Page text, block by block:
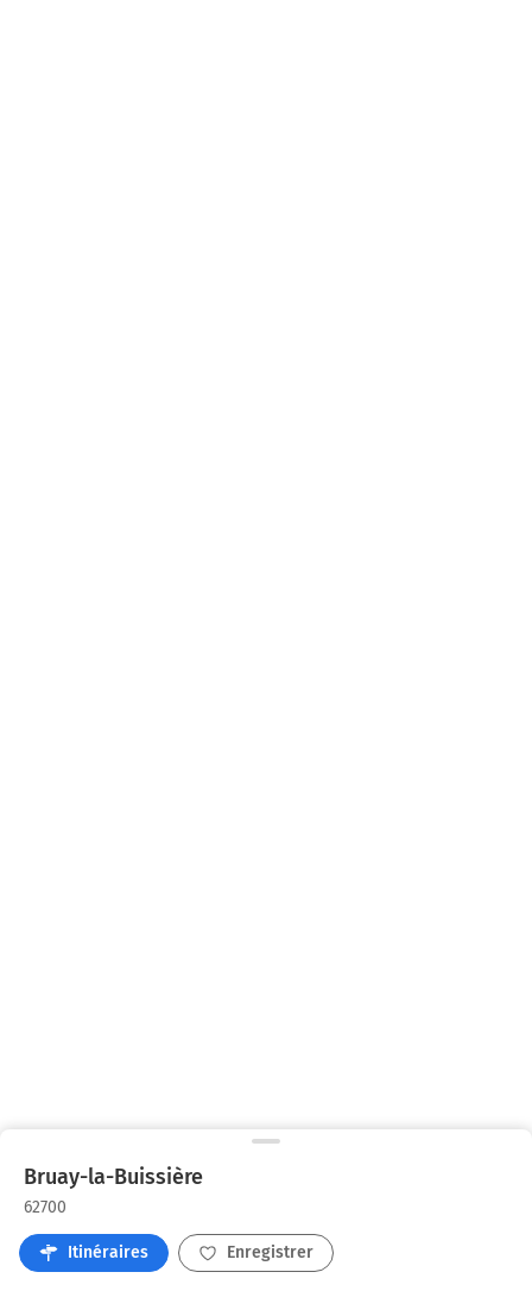
Bruay-la-Buissière
62700
Itinéraires Enregistrer